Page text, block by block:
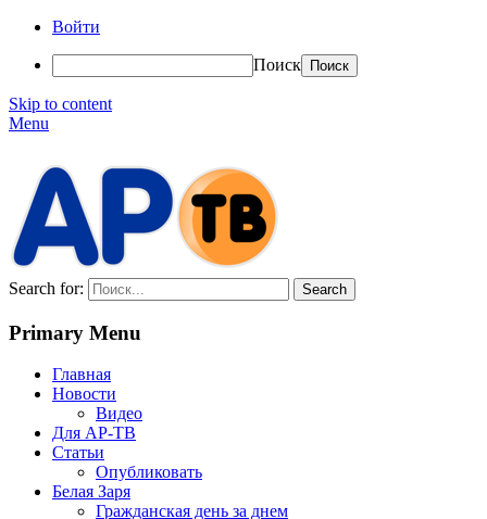
Войти
Поиск
Skip to content
Menu
Search for:
Primary Menu
Главная
Новости
Видео
Для АР-ТВ
Статьи
Опубликовать
Белая Заря
Гражданская день за днем